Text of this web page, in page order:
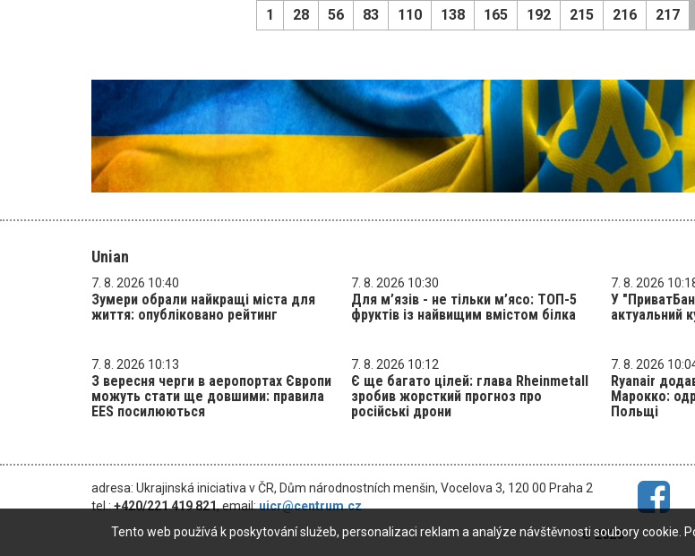
1 28 56 83 110 138 165 192 215 216 217
Unian
7. 8. 2026 10:40
Зумери обрали найкращі міста для
життя: опубліковано рейтинг
7. 8. 2026 10:30
Для м’язів - не тільки м’ясо: ТОП-5
фруктів із найвищим вмістом білка
7. 8. 2026
У
актуальний
7. 8. 2026 10:13
З вересня черги в аеропортах Європи
можуть стати ще довшими: правила
EES посилюються
7. 8. 2026 10:12
Є ще багато цілей: глава Rheinmetall
зробив жорсткий прогноз про
російські дрони
7. 8. 2026
Ryanair
Марокко:
Польщі
adresa: Ukrajinská iniciativa v ČR, Dům národnostních menšin, Vocelova 3, 120 00 Praha 2
tel.:+420/221 419 821, email:uicr@centrum.cz
© 2026
Tento web používá k poskytování služeb, personalizaci reklam a analýze návštěvnosti soubory cookie.